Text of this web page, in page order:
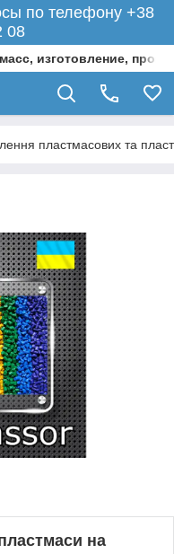
по телефону +38
08
изготовление,
пластмасових та
на